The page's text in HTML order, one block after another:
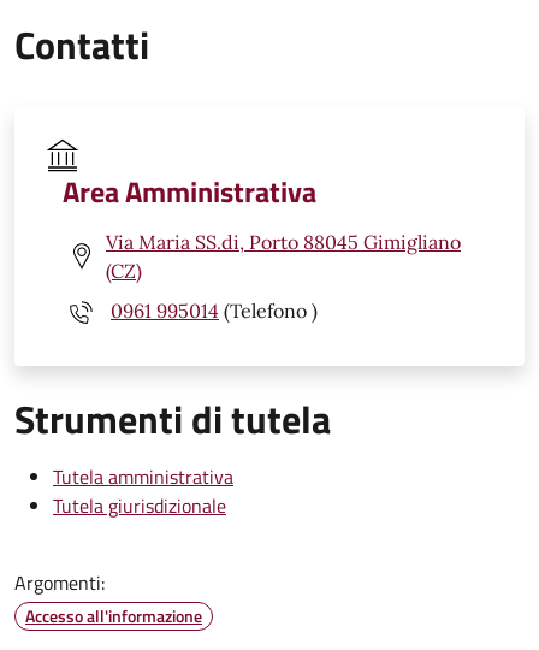
Contatti
Area Amministrativa
Via Maria SS.di, Porto 88045 Gimigliano
(CZ)
0961 995014 (Telefono )
Strumenti di tutela
Tutela amministrativa
Tutela giurisdizionale
Argomenti:
Accesso all'informazione